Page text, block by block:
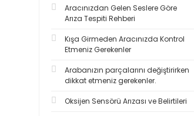
Aracınızdan Gelen Seslere Göre
Arıza Tespiti Rehberi
Kışa Girmeden Aracınızda Kontrol
Etmeniz Gerekenler
Arabanızın parçalarını değiştirirken
dikkat etmeniz gerekenler.
Oksijen Sensörü Arızası ve Belirtileri